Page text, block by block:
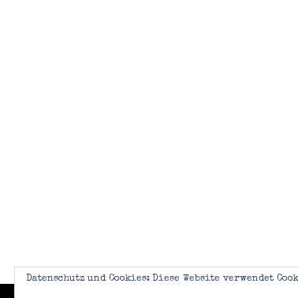
Datenschutz und Cookies: Diese Website verwendet